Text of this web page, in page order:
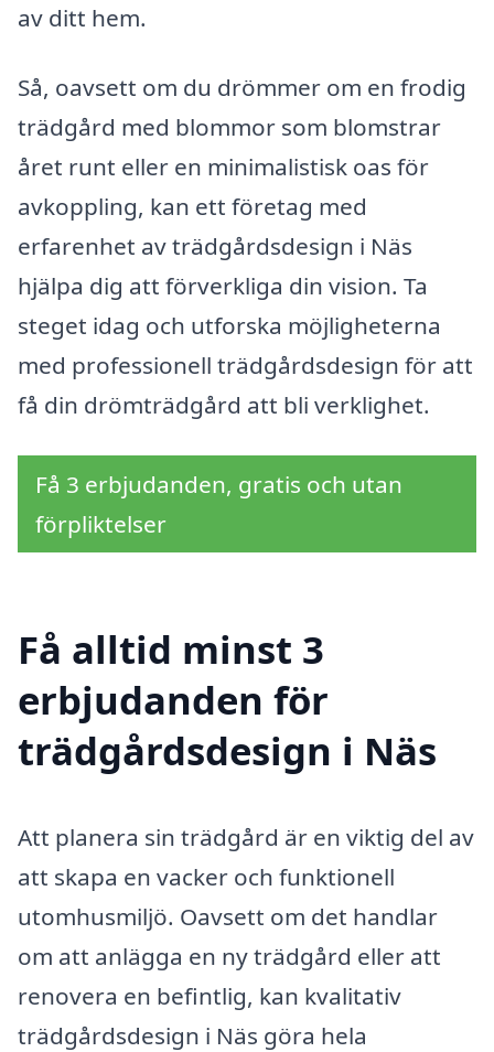
av ditt hem.
Så, oavsett om du drömmer om en frodig
trädgård med blommor som blomstrar
året runt eller en minimalistisk oas för
avkoppling, kan ett företag med
erfarenhet av trädgårdsdesign i Näs
hjälpa dig att förverkliga din vision. Ta
steget idag och utforska möjligheterna
med professionell trädgårdsdesign för att
få din drömträdgård att bli verklighet.
Få 3 erbjudanden, gratis och utan
förpliktelser
Få alltid minst 3
erbjudanden för
trädgårdsdesign i Näs
Att planera sin trädgård är en viktig del av
att skapa en vacker och funktionell
utomhusmiljö. Oavsett om det handlar
om att anlägga en ny trädgård eller att
renovera en befintlig, kan kvalitativ
trädgårdsdesign i Näs göra hela